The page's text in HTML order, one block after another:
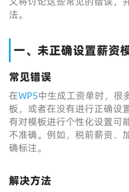
法。
一、未正确设置薪资
常见错误
在WPS中生成工资单时，很
板，或者在没有进行正确设
有对模板进行个性化设置可
不准确。例如，税前薪资、
确标注。
解决方法